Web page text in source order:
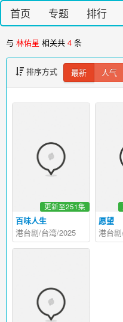
首页 专题 排行
与 林佑星 相关共 4 条
排序方式 最新 人气
百味人生
更新至251集
港台剧/台湾/2025
愿望
港台